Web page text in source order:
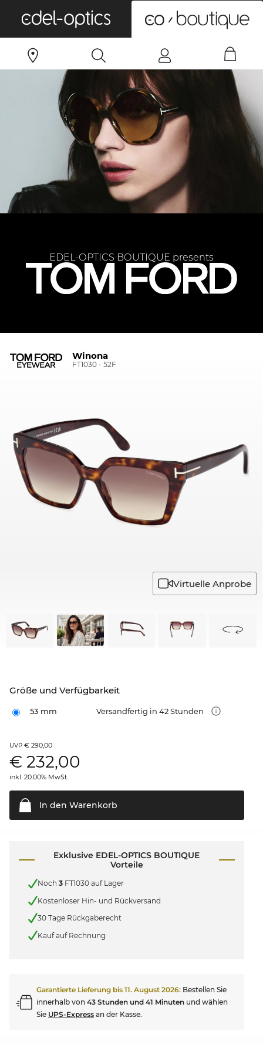
EDEL-OPTICS BOUTIQUE presents
Winona
FT1030 - 52F
Virtuelle Anprobe
Größe und Verfügbarkeit
53 mm Versandfertig in 42 Stunden
UVP € 290,00
€ 232,00
inkl. 20.00% MwSt.
In den Warenkorb
Exklusive EDEL-OPTICS BOUTIQUE
Vorteile
Noch 3 FT1030 auf Lager
Kostenloser Hin- und Rückversand
30 Tage Rückgaberecht
Kauf auf Rechnung
Garantierte Lieferung bis 11. August 2026: Bestellen Sie
innerhalb von 43 Stunden und 41 Minuten und wählen
Sie UPS-Express an der Kasse.